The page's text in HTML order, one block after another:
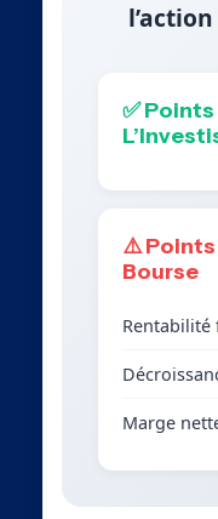
✅
⚠️ Points
Bourse
Rentabilité
Marge